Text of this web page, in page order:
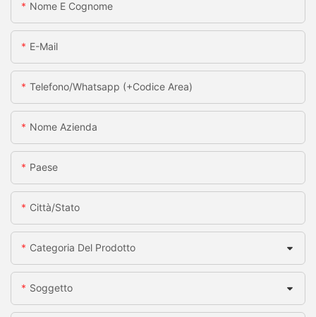
Nome E Cognome
E-Mail
Telefono/whatsapp (+codice Area)
Nome Azienda
Paese
Città/stato
Categoria Del Prodotto
Soggetto